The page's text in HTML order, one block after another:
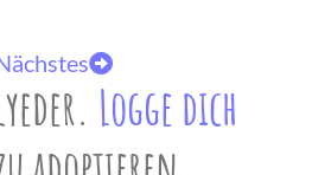
Logge dich